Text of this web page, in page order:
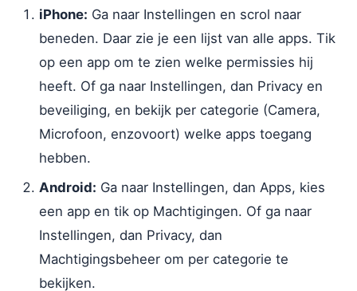
iPhone: Ga naar Instellingen en scrol naar
beneden. Daar zie je een lijst van alle apps. Tik
op een app om te zien welke permissies hij
heeft. Of ga naar Instellingen, dan Privacy en
beveiliging, en bekijk per categorie (Camera,
Microfoon, enzovoort) welke apps toegang
hebben.
Android: Ga naar Instellingen, dan Apps, kies
een app en tik op Machtigingen. Of ga naar
Instellingen, dan Privacy, dan
Machtigingsbeheer om per categorie te
bekijken.